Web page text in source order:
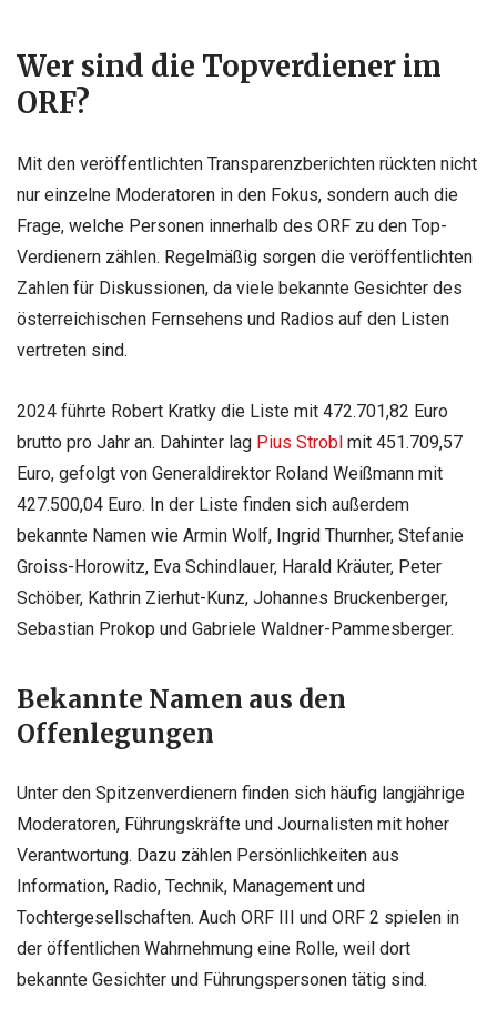
Wer sind die Topverdiener im
ORF?
Mit den veröffentlichten Transparenzberichten rückten nicht
nur einzelne Moderatoren in den Fokus, sondern auch die
Frage, welche Personen innerhalb des ORF zu den Top-
Verdienern zählen. Regelmäßig sorgen die veröffentlichten
Zahlen für Diskussionen, da viele bekannte Gesichter des
österreichischen Fernsehens und Radios auf den Listen
vertreten sind.
2024 führte Robert Kratky die Liste mit 472.701,82 Euro
brutto pro Jahr an. Dahinter lag Pius Strobl mit 451.709,57
Euro, gefolgt von Generaldirektor Roland Weißmann mit
427.500,04 Euro. In der Liste finden sich außerdem
bekannte Namen wie Armin Wolf, Ingrid Thurnher, Stefanie
Groiss-Horowitz, Eva Schindlauer, Harald Kräuter, Peter
Schöber, Kathrin Zierhut-Kunz, Johannes Bruckenberger,
Sebastian Prokop und Gabriele Waldner-Pammesberger.
Bekannte Namen aus den
Offenlegungen
Unter den Spitzenverdienern finden sich häufig langjährige
Moderatoren, Führungskräfte und Journalisten mit hoher
Verantwortung. Dazu zählen Persönlichkeiten aus
Information, Radio, Technik, Management und
Tochtergesellschaften. Auch ORF III und ORF 2 spielen in
der öffentlichen Wahrnehmung eine Rolle, weil dort
bekannte Gesichter und Führungspersonen tätig sind.